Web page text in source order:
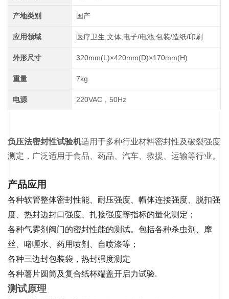
产地类别 国产
应用领域 医疗卫生,文体,电子/电池,包装/造纸/印刷
外形尺寸 320mm(L)×420mm(D)×170mm(H)
重量 7kg
电源 220VAC，50Hz
负压法密封性试验机适用于多种行业材料密封性及破裂强度
测定，广泛适用于食品、药品、汽车、救援、运输等行业。
产品应用
各种软管整体密封性能、耐压强度、帽体连接强度、脱扣强
度、热封边封口强度、扎接强度等指标的量化测定；
各种气雾剂阀门的密封性能的测试。包括各种杀虫剂、摩
丝、啫喱水、药用喷剂、自喷漆等；
各种三边封包装袋，热封强度测定
各种薯片圆筒及复合纸杯端盖开启力试验.
测试原理